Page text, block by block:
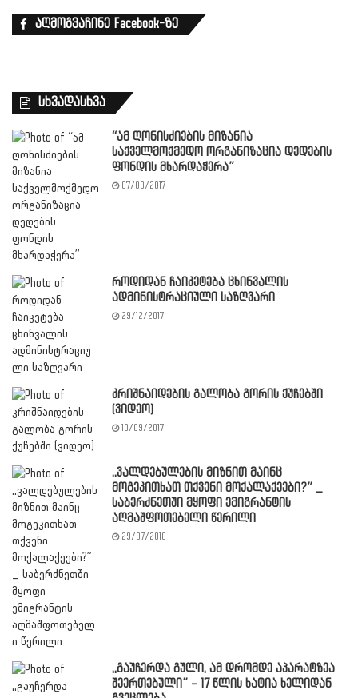
აღმოგვაჩინე Facebook-ზე
სხვადასხვა
“ამ ღონისძიების მიზანია
საქველმოქმედო ორგანიზაცია დედების
ფონდის მხარდაჭერა”
07/09/2017
როდიდან ჩაიკეტება ცხინვალის
ადმინისტრაციული საზღვარი
29/12/2017
კრიშნაიდების გალობა გორის ქუჩებში
(ვიდეო)
10/09/2017
,,ვალდებულების მიზნით მაინც
მოგეკითხათ თქვენი მოქალაქეები?” _
საბერძნეთში მყოფი ემიგრანტის
აღმაშფოთებელი წერილი
29/07/2018
,,გაუჩერდა გული, ამ დრომდე აპარატზეა
შეერთებული” – 17 წლის ხატია ხელიდან